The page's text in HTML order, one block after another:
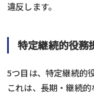
違反します。
特定継続的役務
5つ目は、特定継続的
これは、長期・継続